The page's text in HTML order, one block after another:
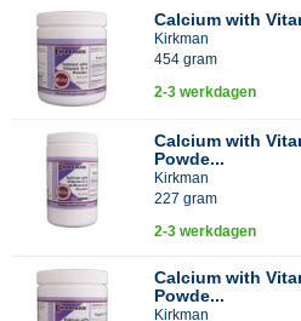
Calcium with
Kirkman
454 gram
2-3 werkdagen
Calcium with
Powde...
Kirkman
227 gram
2-3 werkdagen
Calcium with
Powde...
Kirkman